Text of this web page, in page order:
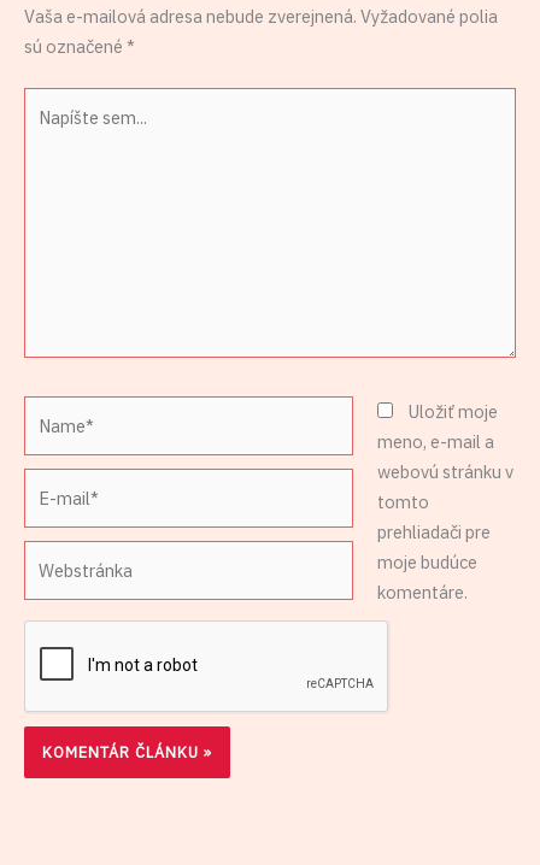
Vaša e-mailová adresa nebude zverejnená. Vyžadované polia
sú označené *
sem...
mail*
Uložiť moje
meno, e-mail a
webovú stránku v
tomto
prehliadači pre
moje budúce
komentáre.